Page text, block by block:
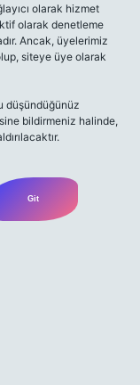
olarak hizmet
olarak denetleme
Ancak, üyelerimiz
siteye üye olarak
düşündüğünüz
bildirmeniz halinde,